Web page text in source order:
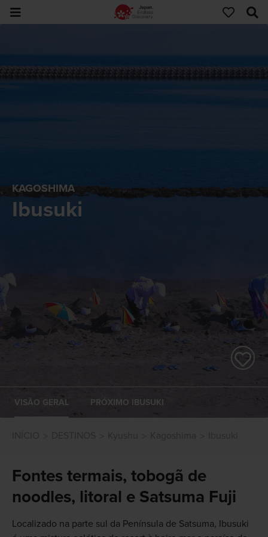
KAGOSHIMA
Ibusuki
VISÃO GERAL PRÓXIMO IBUSUKI
Fontes termais, tobogã de
noodles, litoral e Satsuma Fuji
Localizado na parte sul da Península de Satsuma, Ibusuki